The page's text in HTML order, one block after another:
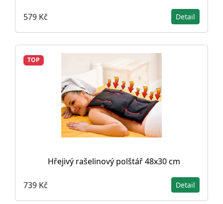
579 Kč Detail
TOP
Hřejivý rašelinový polštář 48x30 cm
739 Kč Detail